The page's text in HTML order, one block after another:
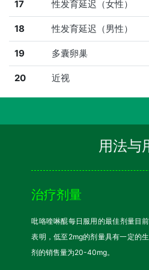
17 性发育延迟（女性）
18 性发育延迟（男性）
19 多囊卵巢
20 近视
用法与
治疗剂量
吡咯喹啉醌每日服用的最佳剂量目
表明，低至2mg的剂量具有一定的
剂的销售量为20-40mg。